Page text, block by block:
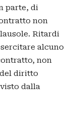
parte, di
non
Ritardi
alcuno
non
diritto
dalla